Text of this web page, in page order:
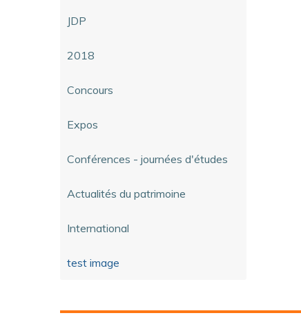
JDP
2018
Concours
Expos
Conférences - journées d'études
Actualités du patrimoine
International
test image